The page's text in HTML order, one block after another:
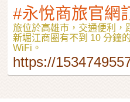
#永悅商旅官網
旅位於高雄市，交通便利，
新堀江商圈有不到 10 分鐘
WiFi。
https://